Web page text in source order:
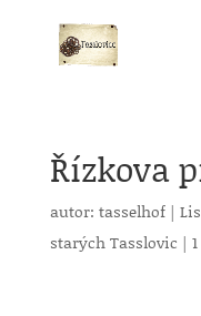
Řízkova
autor: tasselhof|
starých Tasslovic |